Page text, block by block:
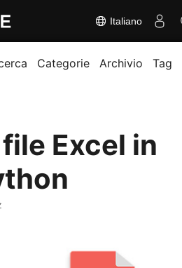
Italiano
Categorie Archivio Tag
Excel in